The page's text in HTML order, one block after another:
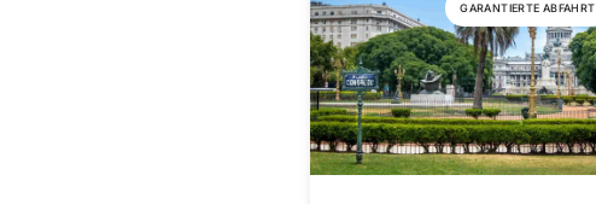
GARANTIERTE ABFAHRT